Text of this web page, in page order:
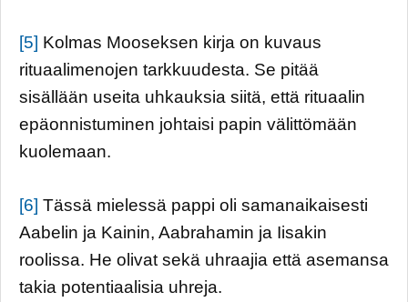
[5] Kolmas Mooseksen kirja on kuvaus
rituaalimenojen tarkkuudesta. Se pitää
sisällään useita uhkauksia siitä, että rituaalin
epäonnistuminen johtaisi papin välittömään
kuolemaan.
[6] Tässä mielessä pappi oli samanaikaisesti
Aabelin ja Kainin, Aabrahamin ja Iisakin
roolissa. He olivat sekä uhraajia että asemansa
takia potentiaalisia uhreja.